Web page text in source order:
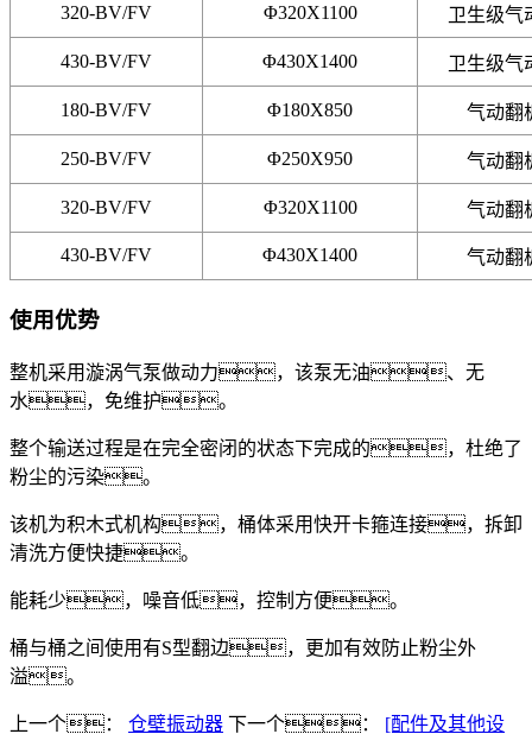
320-BV/FV Φ320X1100 卫生级气
430-BV/FV Φ430X1400 卫生级气
180-BV/FV Φ180X850 气动翻
250-BV/FV Φ250X950 气动翻
320-BV/FV Φ320X1100 气动翻
430-BV/FV Φ430X1400 气动翻
使用优势
整机采用漩涡气泵做动力，该泵无油、无
水，免维护。
整个输送过程是在完全密闭的状态下完成的，杜绝了
粉尘的污染。
该机为积木式机构，桶体采用快开卡箍连接，拆卸
清洗方便快捷。
能耗少，噪音低，控制方便。
桶与桶之间使用有S型翻边，更加有效防止粉尘外
溢。
上一个： 仓壁振动器 下一个： [配件及其他设